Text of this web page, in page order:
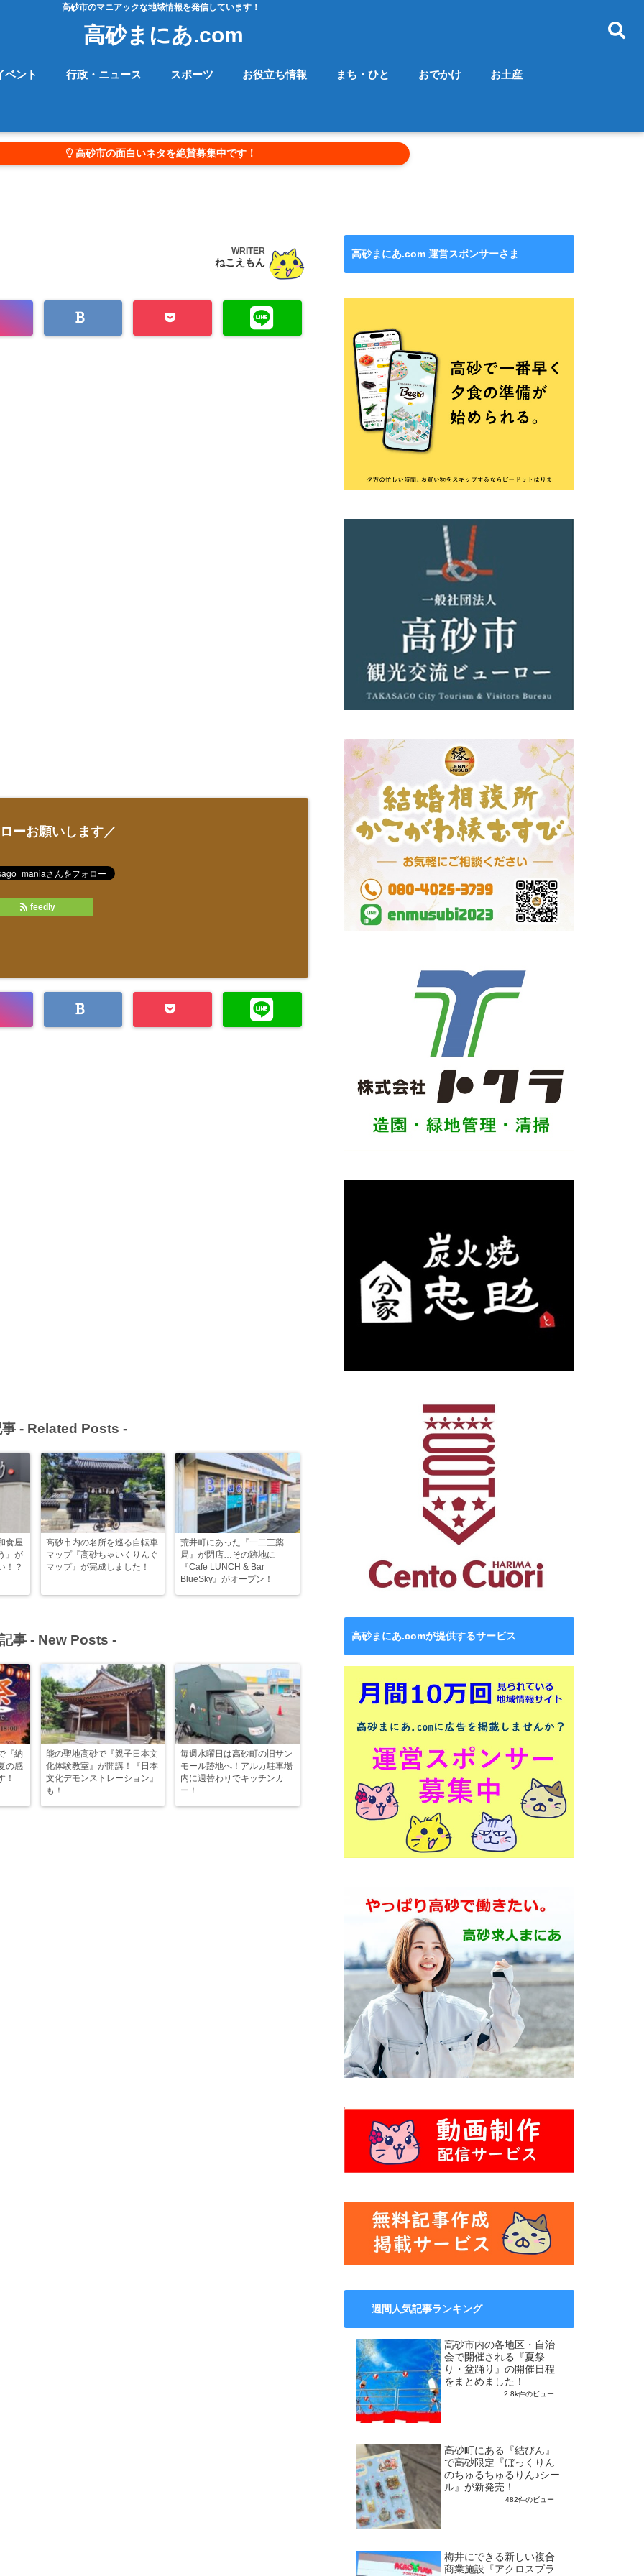
高砂市のマニアックな地域情報を発信しています！
高砂まにあ.com
ベント 行政・ニュース スポーツ お役立ち情報 まち・ひと おでかけ お土産
高砂市の面白いネタを絶賛募集中です！
WRITER
ねこえもん
ーお願いします／
feedly
- Related Posts -
食屋
』が
！？
高砂市内の名所を巡る自転車
マップ『高砂ちゃいくりんぐ
マップ』が完成しました！
荒井町にあった『一二三薬
局』が閉店…その跡地に
『Cafe LUNCH & Bar
BlueSky』がオープン！
事 - New Posts -
『納
の感
！
能の聖地高砂で『親子日本文
化体験教室』が開講！『日本
文化デモンストレーション』
も！
毎週水曜日は高砂町の旧サン
モール跡地へ！アルカ駐車場
内に週替わりでキッチンカ
ー！
高砂まにあ.com 運営スポンサーさま
高砂まにあ.comが提供するサービス
週間人気記事ランキング
高砂市内の各地区・自治
会で開催される『夏祭
り・盆踊り』の開催日程
をまとめました！
2.8k件のビュー
高砂町にある『結びん』
で高砂限定『ぼっくりん
のちゅるちゅるりん♪シー
ル』が新発売！
482件のビュー
梅井にできる新しい複合
商業施設『アクロスプラ